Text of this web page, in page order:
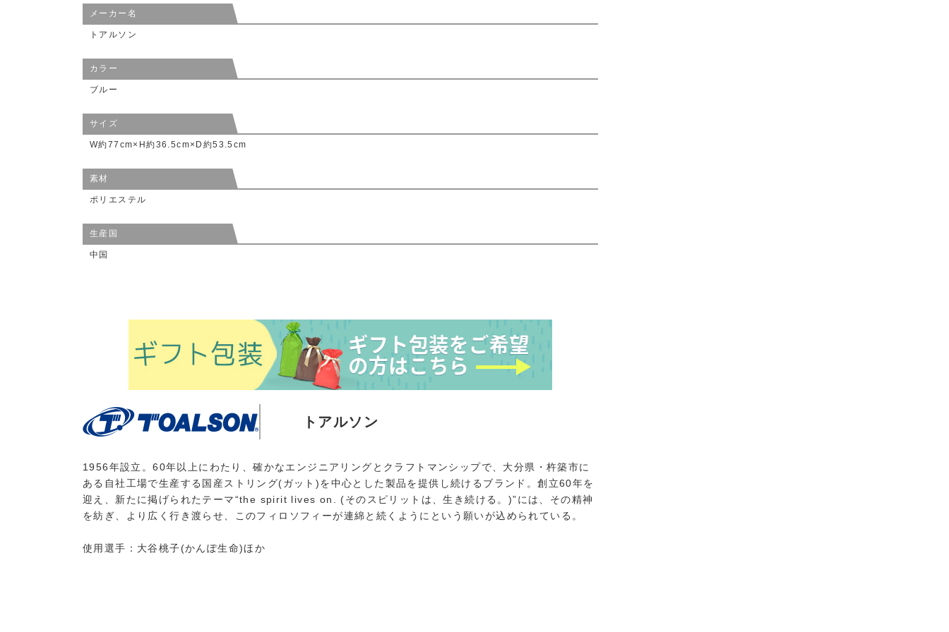
メーカー名
トアルソン
カラー
ブルー
サイズ
W約77cm×H約36.5cm×D約53.5cm
素材
ポリエステル
生産国
中国
トアルソン
1956年設立。60年以上にわたり、確かなエンジニアリングとクラフトマンシップで、大分県・杵築市に
ある自社工場で生産する国産ストリング(ガット)を中心とした製品を提供し続けるブランド。創立60年を
迎え、新たに掲げられたテーマ“the spirit lives on. (そのスピリットは、生き続ける。)”には、その精神
を紡ぎ、より広く行き渡らせ、このフィロソフィーが連綿と続くようにという願いが込められている。
使用選手：大谷桃子(かんぽ生命)ほか